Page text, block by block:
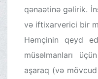
qənaətinə gəlirik.
və iftixarverici bir
Həmçinin qeyd
müsəlmanları
aşaraq (və